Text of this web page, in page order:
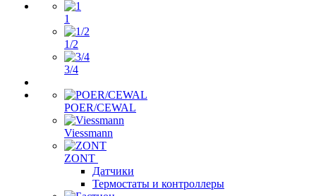
1
1/2
3/4
POER/CEWAL
Viessmann
ZONT
Датчики
Термостаты и контроллеры